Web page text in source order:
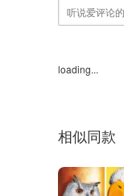
loading...
相似同款